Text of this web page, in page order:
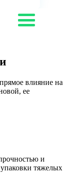
влияние на
ее
и
тяжелых